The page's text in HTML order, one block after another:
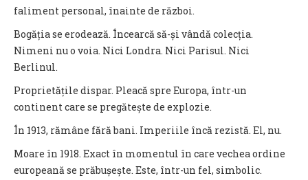
faliment personal, înainte de război.
Bogăția se erodează. Încearcă să-și vândă colecția.
Nimeni nu o voia. Nici Londra. Nici Parisul. Nici
Berlinul.
Proprietățile dispar. Pleacă spre Europa, într-un
continent care se pregătește de explozie.
În 1913, rămâne fără bani. Imperiile încă rezistă. El, nu.
Moare în 1918. Exact în momentul în care vechea ordine
europeană se prăbușește. Este, într-un fel, simbolic.